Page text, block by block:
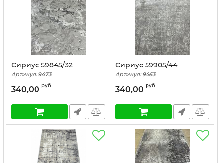
Сириус 59845/32
Артикул: 9473
340,00 руб
Сириус 59905/44
Артикул: 9463
340,00 руб